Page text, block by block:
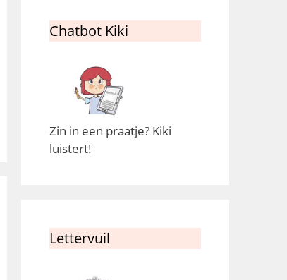
Chatbot Kiki
Zin in een praatje? Kiki
luistert!
Lettervuil